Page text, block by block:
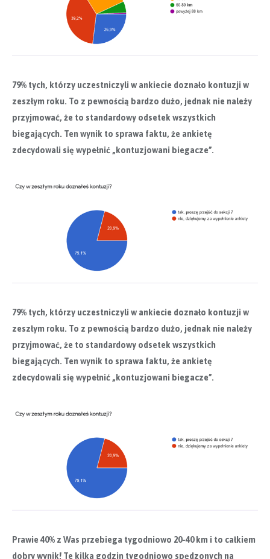
79% tych, którzy uczestniczyli w ankiecie doznało kontuzji w
zeszłym roku. To z pewnością bardzo dużo, jednak nie należy
przyjmować, że to standardowy odsetek wszystkich
biegających. Ten wynik to sprawa faktu, że ankietę
zdecydowali się wypełnić „kontuzjowani biegacze”.
79% tych, którzy uczestniczyli w ankiecie doznało kontuzji w
zeszłym roku. To z pewnością bardzo dużo, jednak nie należy
przyjmować, że to standardowy odsetek wszystkich
biegających. Ten wynik to sprawa faktu, że ankietę
zdecydowali się wypełnić „kontuzjowani biegacze”.
Prawie 40% z Was przebiega tygodniowo 20-40 km i to całkiem
dobry wynik! Te kilka godzin tygodniowo spędzonych na